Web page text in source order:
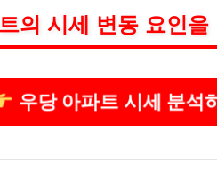
의 시세 변동 요인을
우당 아파트 시세 분석